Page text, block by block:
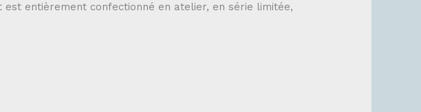
entièrement confectionné en atelier, en série limitée,